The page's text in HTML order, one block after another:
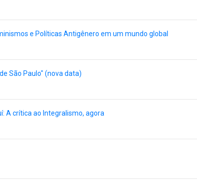
e Políticas Antigênero em um mundo global
São Paulo" (nova data)
A crítica ao Integralismo, agora